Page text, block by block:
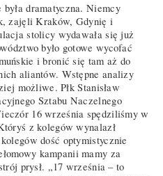
dramatyczna. Niemcy
zajęli Kraków, Gdynię i
stolicy wydawała się już
było gotowe wycofać
i bronić się tam aż do
aliantów. Wstępne analizy
możliwe. Płk Stanisław
Sztabu Naczelnego
16 września spędziliśmy w
z kolegów wynalazł
dość optymistycznie
kampanii mamy za
prysł. „17 września – to